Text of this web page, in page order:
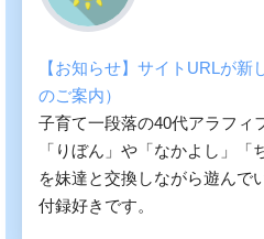
【お知らせ】サイトURLが新
のご案内）
子育て一段落の40代アラフィ
「りぼん」や「なかよし」
を妹達と交換しながら遊んで
付録好きです。